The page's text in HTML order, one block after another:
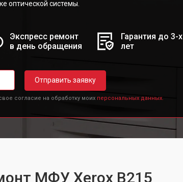
оптической системы.
Экспресс ремонт
в день обращения
Гарантия до 3-х
лет
Отправить заявку
согласие на обработку моих персональных данных.
МФУ Xerox B215